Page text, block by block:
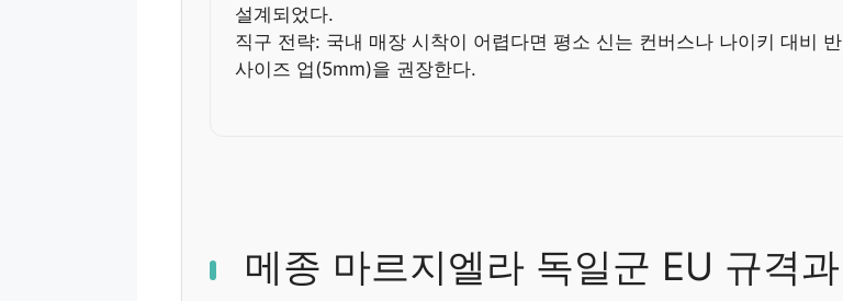
설계되었다.
직구 전략: 국내 매장 시착이 어렵다면 평소 신는 컨버스나 나이키 대비 반
사이즈 업(5mm)을 권장한다.
메종 마르지엘라 독일군 EU 규격과